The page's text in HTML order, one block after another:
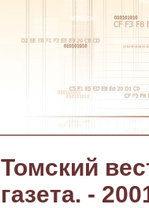
Томский
газета. -